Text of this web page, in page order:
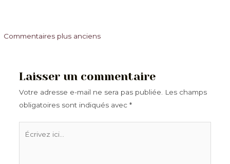
Commentaires
récents
Commentaires plus anciens
Laisser un commentaire
Votre adresse e-mail ne sera pas publiée.
Les champs
obligatoires sont indiqués avec *